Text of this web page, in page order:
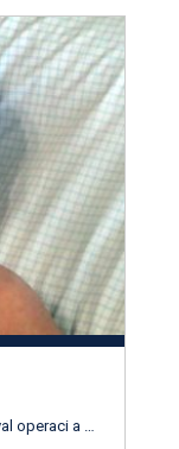
operaci a …